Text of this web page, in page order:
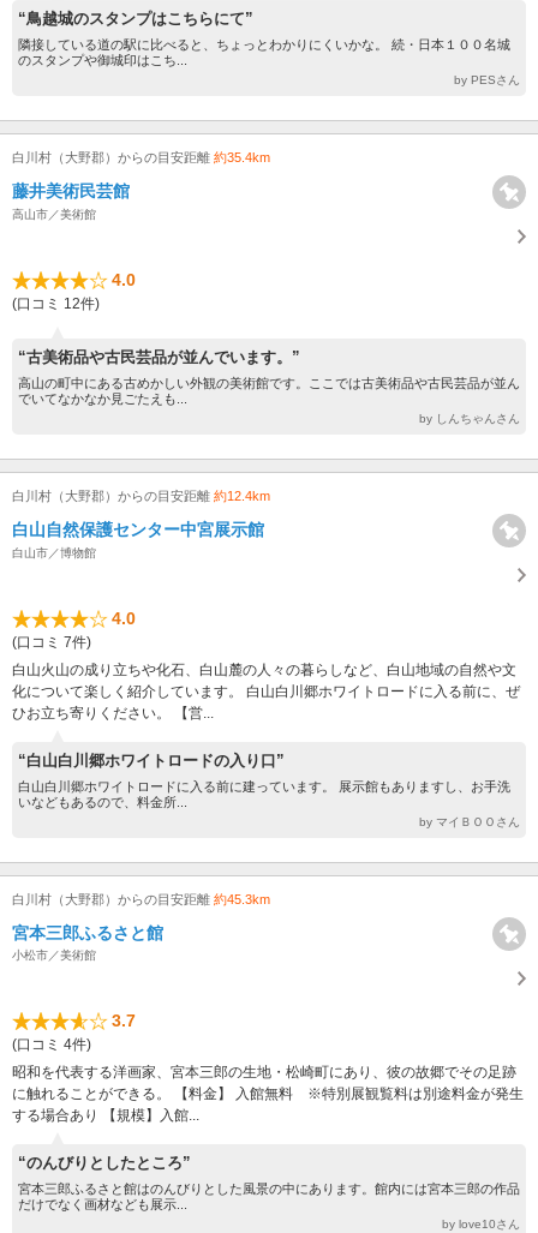
“鳥越城のスタンプはこちらにて”
隣接している道の駅に比べると、ちょっとわかりにくいかな。 続・日本１００名城
のスタンプや御城印はこち...
by PESさん
白川村（大野郡）からの目安距離 約35.4km
藤井美術民芸館
高山市／美術館
4.0
(口コミ 12件)
“古美術品や古民芸品が並んでいます。”
高山の町中にある古めかしい外観の美術館です。ここでは古美術品や古民芸品が並ん
でいてなかなか見ごたえも...
by しんちゃんさん
白川村（大野郡）からの目安距離 約12.4km
白山自然保護センター中宮展示館
白山市／博物館
4.0
(口コミ 7件)
白山火山の成り立ちや化石、白山麓の人々の暮らしなど、白山地域の自然や文
化について楽しく紹介しています。 白山白川郷ホワイトロードに入る前に、ぜ
ひお立ち寄りください。 【営...
“白山白川郷ホワイトロードの入り口”
白山白川郷ホワイトロードに入る前に建っています。 展示館もありますし、お手洗
いなどもあるので、料金所...
by マイＢＯＯさん
白川村（大野郡）からの目安距離 約45.3km
宮本三郎ふるさと館
小松市／美術館
3.7
(口コミ 4件)
昭和を代表する洋画家、宮本三郎の生地・松崎町にあり、彼の故郷でその足跡
に触れることができる。 【料金】 入館無料 ※特別展観覧料は別途料金が発生
する場合あり 【規模】入館...
“のんびりとしたところ”
宮本三郎ふるさと館はのんびりとした風景の中にあります。館内には宮本三郎の作品
だけでなく画材なども展示...
by love10さん